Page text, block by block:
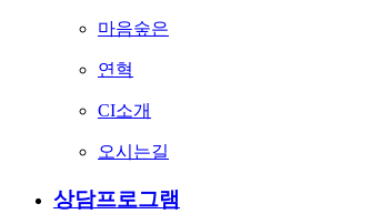
마음숲은
연혁
CI소개
오시는길
상담프로그램